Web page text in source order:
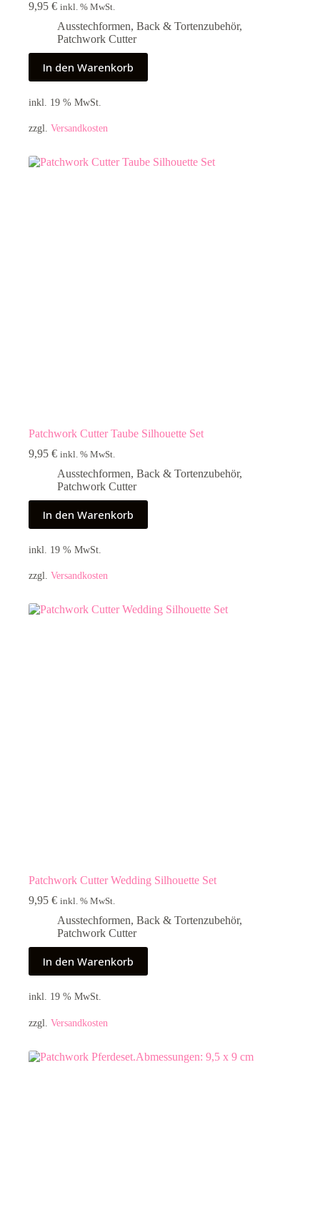
9,95 € inkl. % MwSt.
Ausstechformen, Back & Tortenzubehör,
Patchwork Cutter
In den Warenkorb
inkl. 19 % MwSt.
zzgl. Versandkosten
Patchwork Cutter Taube Silhouette Set
9,95 € inkl. % MwSt.
Ausstechformen, Back & Tortenzubehör,
Patchwork Cutter
In den Warenkorb
inkl. 19 % MwSt.
zzgl. Versandkosten
Patchwork Cutter Wedding Silhouette Set
9,95 € inkl. % MwSt.
Ausstechformen, Back & Tortenzubehör,
Patchwork Cutter
In den Warenkorb
inkl. 19 % MwSt.
zzgl. Versandkosten